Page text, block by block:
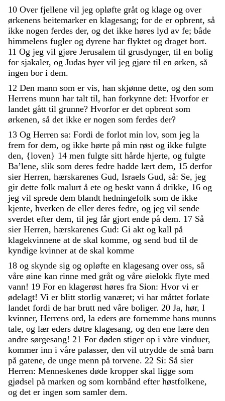
10 Over fjellene vil jeg opløfte gråt og klage og over
ørkenens beitemarker en klagesang; for de er opbrent, så
ikke nogen ferdes der, og det ikke høres lyd av fe; både
himmelens fugler og dyrene har flyktet og draget bort.
11 Og jeg vil gjøre Jerusalem til grusdynger, til en bolig
for sjakaler, og Judas byer vil jeg gjøre til en ørken, så
ingen bor i dem.
12 Den mann som er vis, han skjønne dette, og den som
Herrens munn har talt til, han forkynne det: Hvorfor er
landet gått til grunne? Hvorfor er det opbrent som
ørkenen, så det ikke er nogen som ferdes der?
13 Og Herren sa: Fordi de forlot min lov, som jeg la
frem for dem, og ikke hørte på min røst og ikke fulgte
den, {loven} 14 men fulgte sitt hårde hjerte, og fulgte
Ba’lene, slik som deres fedre hadde lært dem, 15 derfor
sier Herren, hærskarenes Gud, Israels Gud, så: Se, jeg
gir dette folk malurt å ete og beskt vann å drikke, 16 og
jeg vil sprede dem blandt hedningefolk som de ikke
kjente, hverken de eller deres fedre, og jeg vil sende
sverdet efter dem, til jeg får gjort ende på dem. 17 Så
sier Herren, hærskarenes Gud: Gi akt og kall på
klagekvinnene at de skal komme, og send bud til de
kyndige kvinner at de skal komme
18 og skynde sig og opløfte en klagesang over oss, så
våre øine kan rinne med gråt og våre øielokk flyte med
vann! 19 For en klagerøst høres fra Sion: Hvor vi er
ødelagt! Vi er blitt storlig vanæret; vi har måttet forlate
landet fordi de har brutt ned våre boliger. 20 Ja, hør, I
kvinner, Herrens ord, la eders øre fornemme hans munns
tale, og lær eders døtre klagesang, og den ene lære den
andre sørgesang! 21 For døden stiger op i våre vinduer,
kommer inn i våre palasser, den vil utrydde de små barn
på gatene, de unge menn på torvene. 22 Si: Så sier
Herren: Menneskenes døde kropper skal ligge som
gjødsel på marken og som kornbånd efter høstfolkene,
og det er ingen som samler dem.